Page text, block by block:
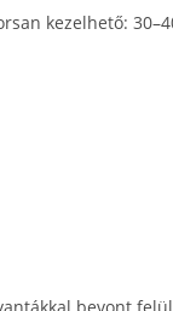
kezelhető: